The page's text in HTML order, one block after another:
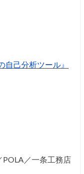
自己分析ツール』
／一条工務店